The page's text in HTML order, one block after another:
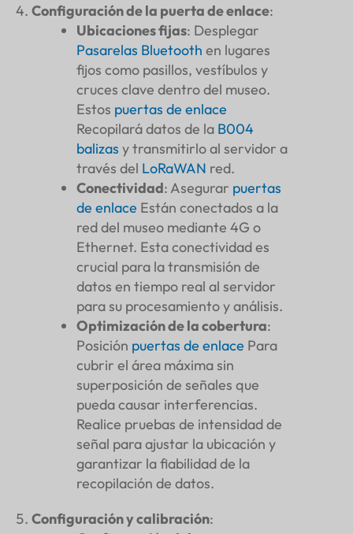
Configuración de la puerta de enlace:
Ubicaciones fijas: Desplegar
Pasarelas Bluetooth en lugares
fijos como pasillos, vestíbulos y
cruces clave dentro del museo.
Estos puertas de enlace
Recopilará datos de la B004
balizas y transmitirlo al servidor a
través del LoRaWAN red.
Conectividad: Asegurar puertas
de enlace Están conectados a la
red del museo mediante 4G o
Ethernet. Esta conectividad es
crucial para la transmisión de
datos en tiempo real al servidor
para su procesamiento y análisis.
Optimización de la cobertura:
Posición puertas de enlace Para
cubrir el área máxima sin
superposición de señales que
pueda causar interferencias.
Realice pruebas de intensidad de
señal para ajustar la ubicación y
garantizar la fiabilidad de la
recopilación de datos.
Configuración y calibración: